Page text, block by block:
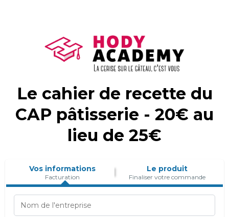
Le cahier de recette du
CAP pâtisserie - 20€ au
lieu de 25€
Vos informations
Facturation
Le produit
Finaliser votre commande